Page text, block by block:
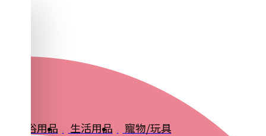
衛浴用品 生活用品 寵物/玩具